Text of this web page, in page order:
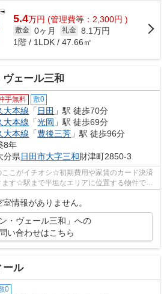
5.4万円 (管理費等：2,300円 )
敷金 0ヶ月 礼金 8.1万円
1階 / 1LDK / 47.66㎡
ヴェール三和
手無料 敷0
大本線 「 日田 」駅 徒歩70分
大本線 「光岡 」駅 徒歩69分
大本線 「豊後三芳 」駅 徒歩96分
8年
分県日田市大字三和財津町2850-3
ここがイチオシ☆初期費用や家賃のカード決済
す☆駅まで平坦なエリアに位置する物件で気
情報がありません。
ン・ヴェール三和」への
い合わせはこちら
ール
0